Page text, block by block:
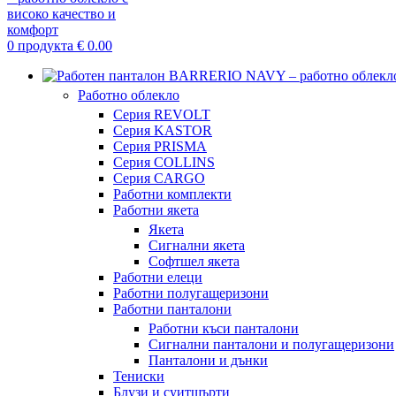
0 продукта € 0.00
Работно облекло
Серия REVOLT
Серия KASTOR
Серия PRISMA
Серия COLLINS
Серия CARGO
Работни комплекти
Работни якета
Якета
Сигнални якета
Софтшел якета
Работни елеци
Работни полугащеризони
Работни панталони
Работни къси панталони
Сигнални панталони и полугащеризони
Панталони и дънки
Тениски
Блузи и суитшърти